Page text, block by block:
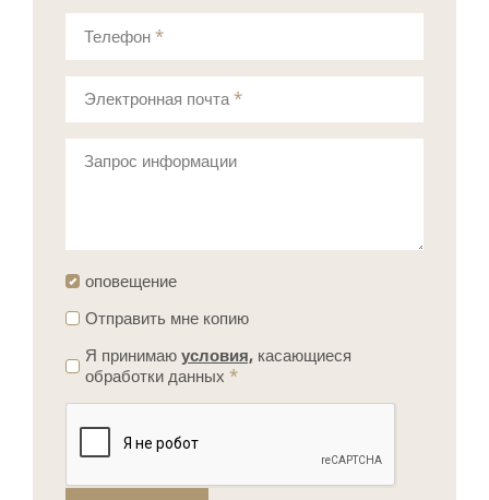
Телефон *
Запрос информации
Электронная почта*
оповещение
Отправить мне копию
Я принимаю условия, касающиеся
обработки данных *